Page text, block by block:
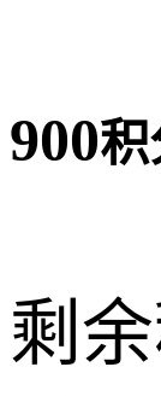
900积
剩余